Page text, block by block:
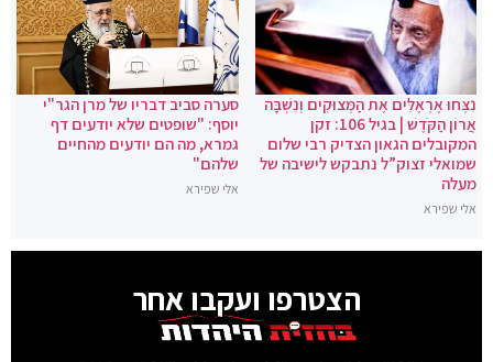
נִצְּחוּ אֶרְאֶלִּים אֶת הַמְּצוּקִים וְנִשְׁבָּה
אֲרוֹן הַקֹּדֶשׁ | בגיל 106: זקן
המקובלים הגאון הצדיק רבי שלום
שמואלי זצוק”ל נתבקש לישיבה של
מעלה
אלי שפירא
סערה סביב דבריו של מרן הגר"י
יוסף: "שופטים שלא יודעים דף
גמרא, מה הם יודעים מהחיים
שלהם"
אלי שפירא
הצטרפו ועקבו אחר